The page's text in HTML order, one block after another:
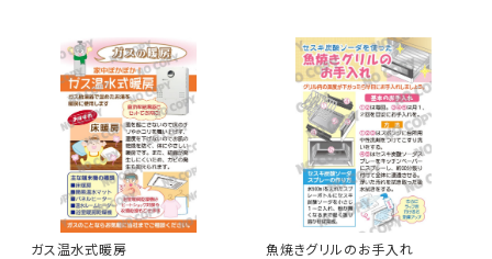
ガス温水式暖房 魚焼きグリルのお手入れ